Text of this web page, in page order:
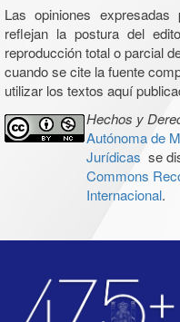
Las opiniones
reflejan la postura del
reproducción total o parcial
cuando se cite la fuente
utilizar los textos aquí
Hechos y
Autónoma de
Jurídicas se
Commons
Internacional.